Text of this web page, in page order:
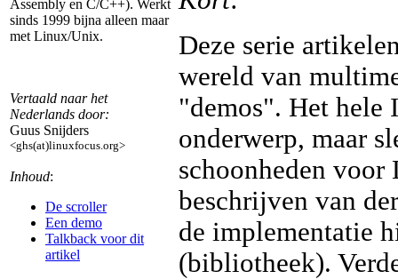
Assembly en C/C++). Werkt
sinds 1999 bijna alleen maar
met Linux/Unix.
Vertaald naar het
Nederlands door:
Guus Snijders
<ghs(at)linuxfocus.org>
Inhoud:
De scroller
Een demo
Talkback voor dit
artikel
Deze serie
wereld van
"demos". Het hele
onderwerp, maar
schoonheden
beschrijven van
de implementatie
(bibliotheek).